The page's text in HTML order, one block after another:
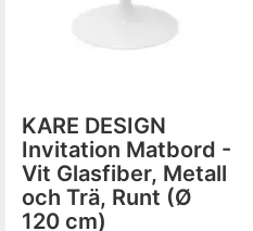
KARE DESIGN
Invitation Matbord -
Vit Glasfiber, Metall
och Trä, Runt (Ø
120 cm)